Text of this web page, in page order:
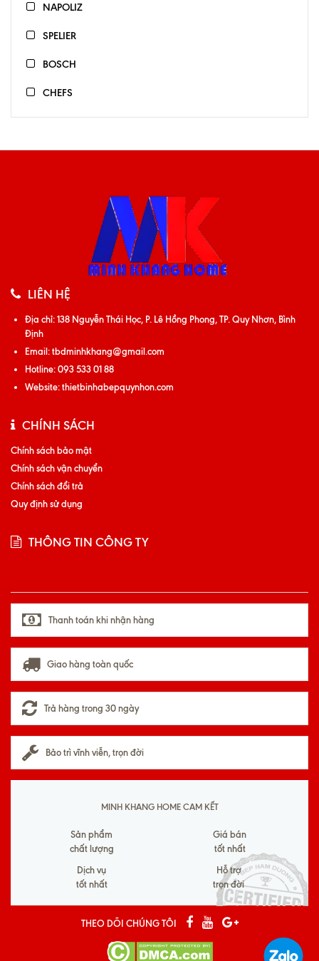
NAPOLIZ
SPELIER
BOSCH
CHEFS
KAFF
LIÊN HỆ
Địa chỉ:138 Nguyễn Thái Học, P. Lê Hồng Phong, TP. Quy Nhơn, Bình
Định
Email:tbdminhkhang@gmail.com
Hotline:093 533 01 88
Website:thietbinhabepquynhon.com
CHÍNH SÁCH
Chính sách bảo mật
Chính sách vận chuyển
Chính sách đổi trả
Quy định sử dụng
THÔNG TIN CÔNG TY
Thanh toán khi nhận hàng
Giao hàng toàn quốc
Trả hàng trong 30 ngày
Bảo trì vĩnh viễn, trọn đời
MINH KHANG HOME CAM KẾT
Sản phẩm
chất lượng
Giá bán
tốt nhất
Dịch vụ
tốt nhất
Hỗ trợ
trọn đời
THEO DÕI CHÚNG TÔI